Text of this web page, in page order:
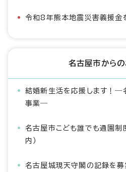
令和8年熊本地震災害義援金
名古屋市から
結婚新生活を応援します！―
事業―
名古屋市こども誰でも通園制
内）
名古屋城現天守閣の記録を募